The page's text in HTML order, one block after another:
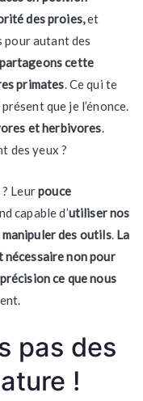
des proies,et
pour autant des
cette
primates. Ce qui te
que je l’énonce.
et herbivores.
des yeux ?
? Leurpouce
capable d’utiliser nos
des outils. La
non pour
ce que nous
pas des
!